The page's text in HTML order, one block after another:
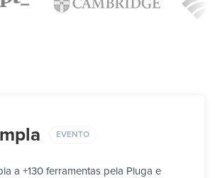
EVENTO
a +130 ferramentas pela Pluga e